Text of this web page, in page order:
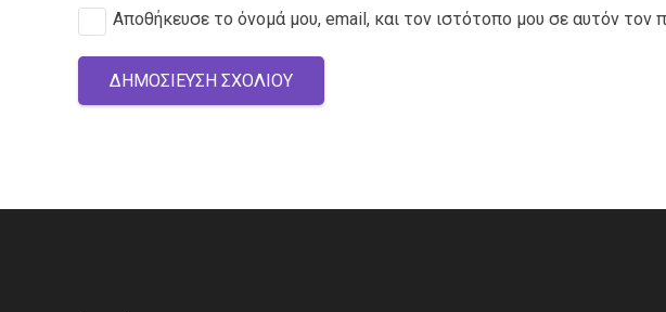
Αποθήκευσε το όνομά μου, email, και τον ιστότοπο μου σε αυτόν
ΔΗΜΟΣΊΕΥΣΗ ΣΧΟΛΊΟΥ